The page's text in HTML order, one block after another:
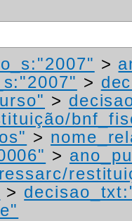
>
>
>
>
>
>